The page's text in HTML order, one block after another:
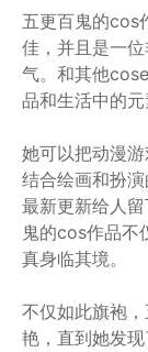
五更百鬼的cos
佳，并且是一
气。和其他
品和生活中的元
她可以把动漫
结合绘画和扮
最新更新给人
鬼的cos作品不
真身临其境。
不仅如此旗袍
艳，直到她发